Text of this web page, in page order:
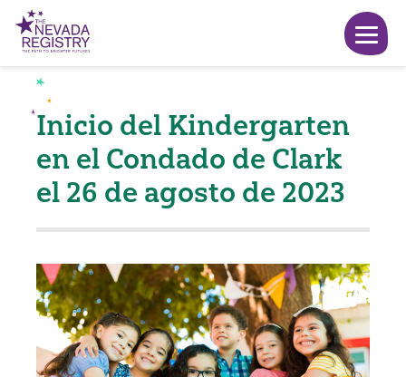
Inicio del Kindergarten
en el Condado de Clark
el 26 de agosto de 2023